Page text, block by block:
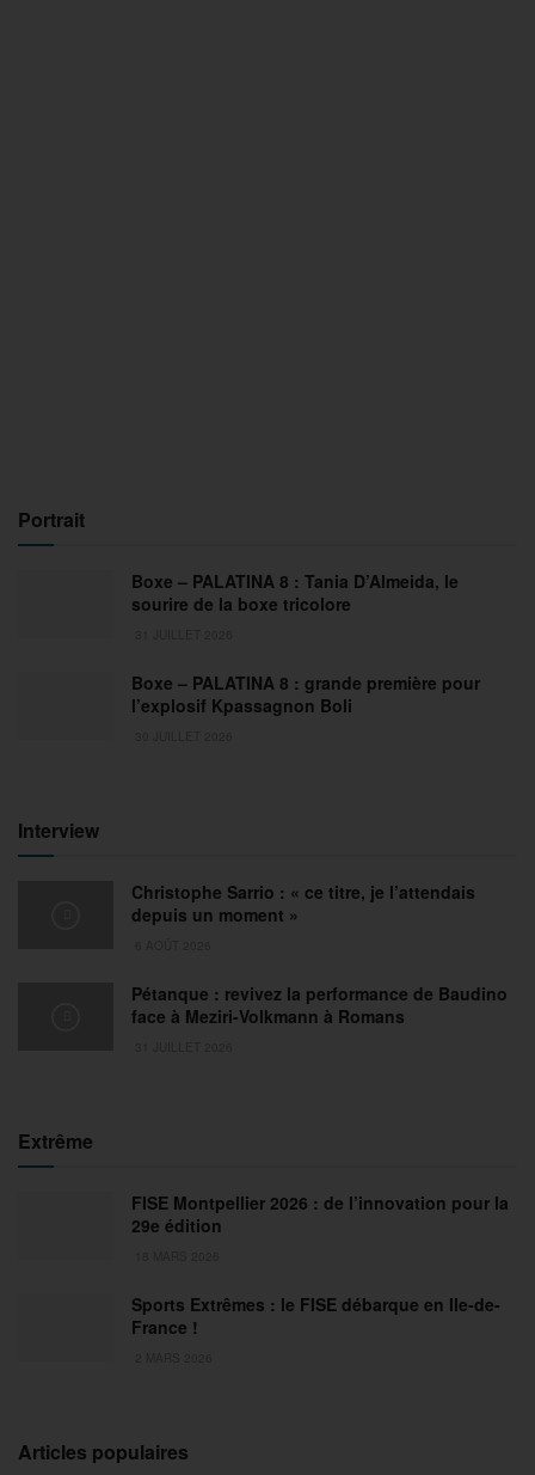
Portrait
Boxe – PALATINA 8 : Tania D’Almeida, le
sourire de la boxe tricolore
Boxe – PALATINA 8 : grande première pour
l’explosif Kpassagnon Boli
Interview
Christophe Sarrio : « ce titre, je l’attendais
depuis un moment »
Pétanque : revivez la performance de Baudino
face à Meziri-Volkmann à Romans
Extrême
FISE Montpellier 2026 : de l’innovation pour la
29e édition
Sports Extrêmes : le FISE débarque en Ile-de-
France !
Articles populaires